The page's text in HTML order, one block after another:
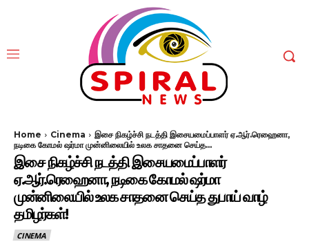
Home Cinema
இசை நிகழ்ச்சி நடத்தி இசையமைப்பாளர் ஏ.ஆர்.ரெஹைனா,
நடிகை கோமல் ஷர்மா முன்னிலையில் உலக சாதனை செய்த...
இசை நிகழ்ச்சி நடத்தி இசையமைப்பாளர்
ஏ.ஆர்.ரெஹைனா, நடிகை கோமல் ஷர்மா
முன்னிலையில் உலக சாதனை செய்த துபாய் வாழ்
தமிழர்கள்!
CINEMA